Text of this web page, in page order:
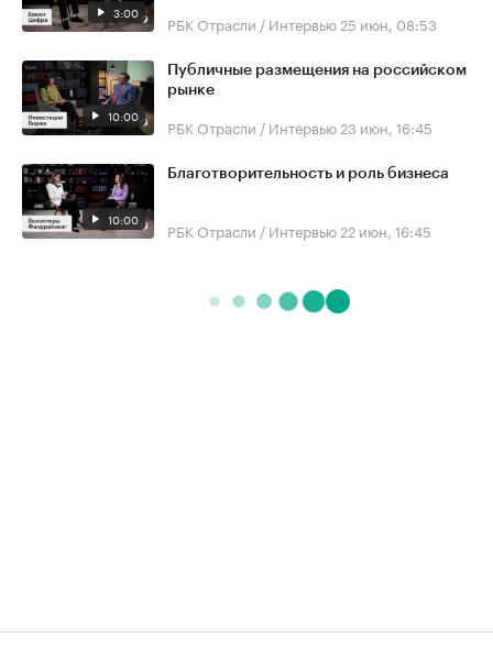
3:00 РБК Отрасли / Интервью 25 июн, 08:53
10:00
Публичные размещения на российском
рынке
РБК Отрасли / Интервью 23 июн, 16:45
10:00
Благотворительность и роль бизнеса
РБК Отрасли / Интервью 22 июн, 16:45